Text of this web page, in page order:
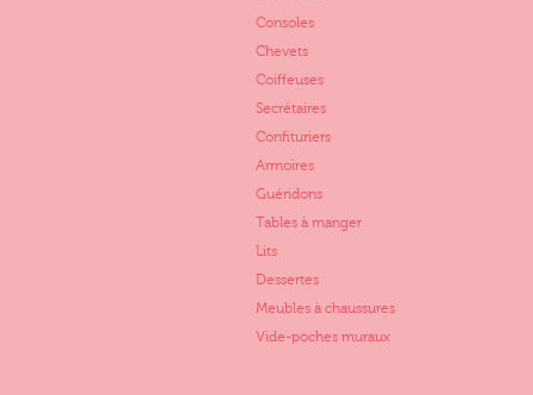
Consoles
Chevets
Coiffeuses
Secrétaires
Confituriers
Armoires
Guéridons
Tables à manger
Lits
Dessertes
Meubles à chaussures
Vide-poches muraux